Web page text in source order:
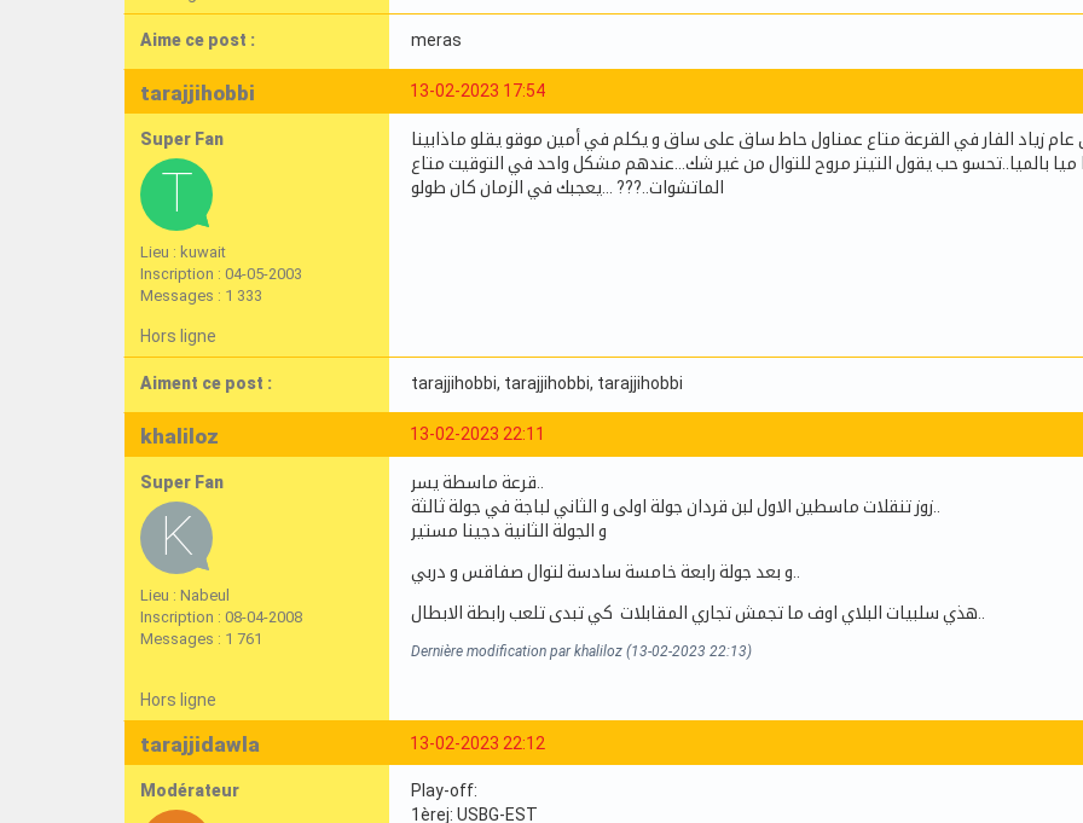
Aime ce post : meras
13-02-2023 17:54
tarajjihobbi
Super Fan
Lieu : kuwait
Inscription : 04-05-2003
Messages : 1 333
عام زياد الفار في القرعة متاع عمناول حاط ساق على ساق و يكلم في أمين موقو يقلو ماذابينا
بالميا..تحسو حب يقول التيتر مروح للتوال من غير شك...عندهم مشكل واحد في التوقيت متاع
الماتشوات..??? ...يعجبك في الزمان كان طولو
Hors ligne
Aiment ce post : tarajjihobbi, tarajjihobbi, tarajjihobbi
13-02-2023 22:11
khaliloz
Super Fan
Lieu : Nabeul
Inscription : 08-04-2008
Messages : 1 761
و الجولة الثانية دجينا مستير
Dernière modification par khaliloz (13-02-2023 22:13)
Hors ligne
13-02-2023 22:12
tarajjidawla
Modérateur
Play-off:
1èrej: USBG-EST